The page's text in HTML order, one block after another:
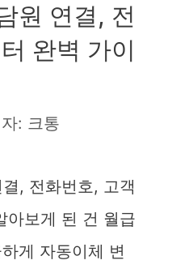
원 연결, 전
완벽 가이
: 크통
, 전화번호, 고객
아보게 된 건 월급
게 자동이체 변